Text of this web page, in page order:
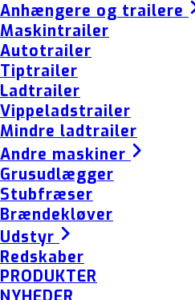
Anhængere og trailere
Maskintrailer
Autotrailer
Tiptrailer
Ladtrailer
Vippeladstrailer
Mindre ladtrailer
Andre maskiner
Grusudlægger
Stubfræser
Brændekløver
Udstyr
Redskaber
PRODUKTER